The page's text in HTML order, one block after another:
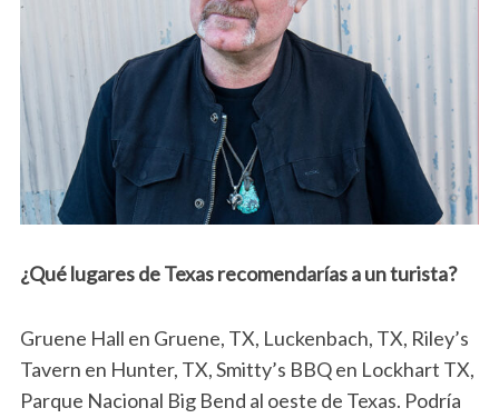
¿Qué lugares de Texas recomendarías a un turista?
Gruene Hall en Gruene, TX, Luckenbach, TX, Riley’s
Tavern en Hunter, TX, Smitty’s BBQ en Lockhart TX,
Parque Nacional Big Bend al oeste de Texas. Podría